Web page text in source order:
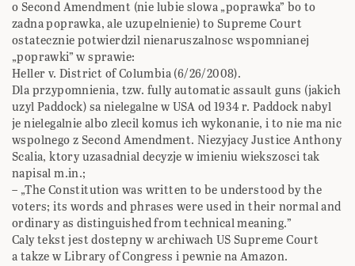
o Second Amendment (nie lubie slowa „poprawka” bo to
zadna poprawka, ale uzupelnienie) to Supreme Court
ostatecznie potwierdzil nienaruszalnosc wspomnianej
„poprawki” w sprawie:
Heller v. District of Columbia (6/26/2008).
Dla przypomnienia, tzw. fully automatic assault guns (jakich
uzyl Paddock) sa nielegalne w USA od 1934 r. Paddock nabyl
je nielegalnie albo zlecil komus ich wykonanie, i to nie ma nic
wspolnego z Second Amendment. Niezyjacy Justice Anthony
Scalia, ktory uzasadnial decyzje w imieniu wiekszosci tak
napisal m.in.;
– „The Constitution was written to be understood by the
voters; its words and phrases were used in their normal and
ordinary as distinguished from technical meaning.”
Caly tekst jest dostepny w archiwach US Supreme Court
a takze w Library of Congress i pewnie na Amazon.